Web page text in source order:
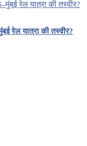
रेल यात्रा की तस्वीर?